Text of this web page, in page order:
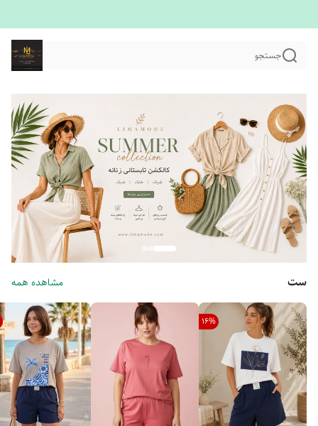
جستجو
ست مشاهده همه
16%